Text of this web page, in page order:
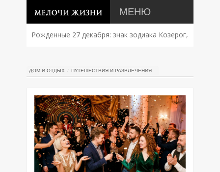
МЕНЮ
Рожденные 27 декабря: знак зодиака Козерог,
ДОМ И ОТДЫХ ПУТЕШЕСТВИЯ И РАЗВЛЕЧЕНИЯ